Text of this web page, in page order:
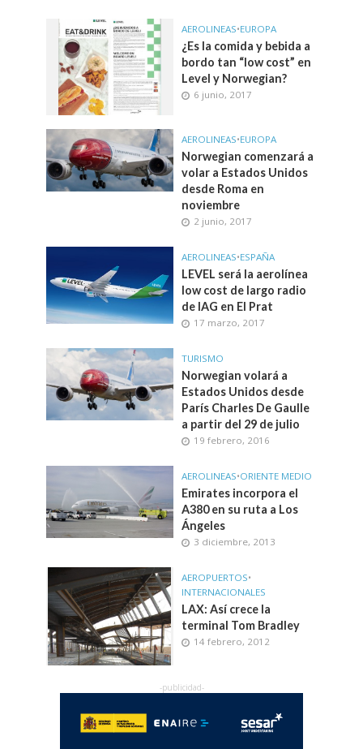
AEROLINEAS•EUROPA
¿Es la comida y bebida a
bordo tan “low cost” en
Level y Norwegian?
6 junio, 2017
AEROLINEAS•EUROPA
Norwegian comenzará a
volar a Estados Unidos
desde Roma en
noviembre
2 junio, 2017
AEROLINEAS•ESPAÑA
LEVEL será la aerolínea
low cost de largo radio
de IAG en El Prat
17 marzo, 2017
TURISMO
Norwegian volará a
Estados Unidos desde
París Charles De Gaulle
a partir del 29 de julio
19 febrero, 2016
AEROLINEAS•ORIENTE MEDIO
Emirates incorpora el
A380 en su ruta a Los
Ángeles
3 diciembre, 2013
AEROPUERTOS•
INTERNACIONALES
LAX: Así crece la
terminal Tom Bradley
14 febrero, 2012